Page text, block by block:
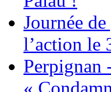
Journée
l’action le
Perpignan
«